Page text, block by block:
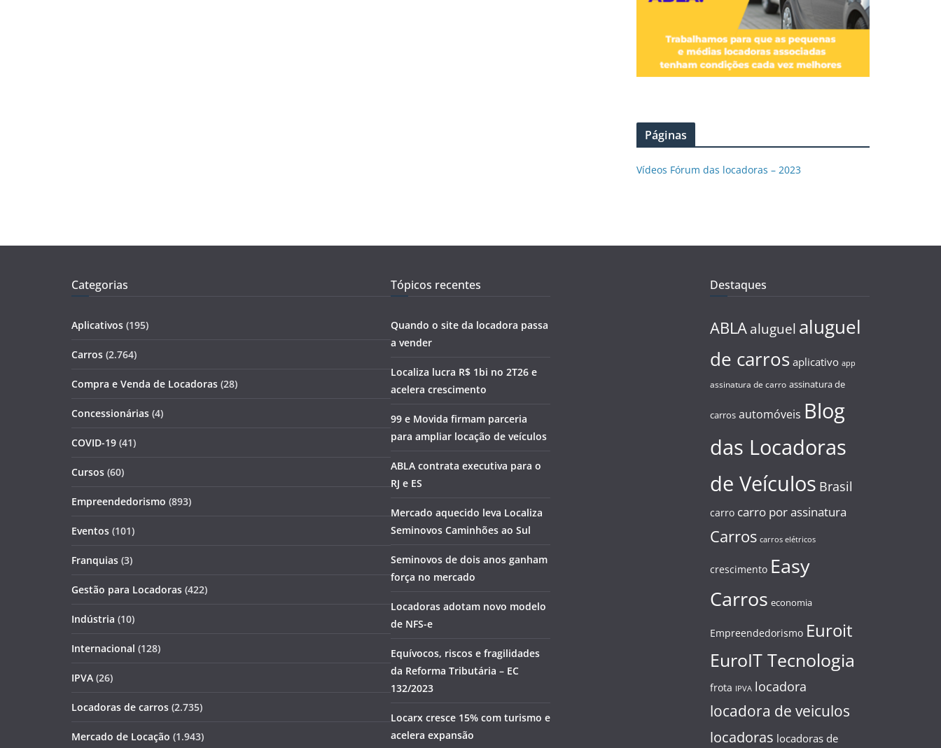
Páginas
Vídeos Fórum das locadoras – 2023
Categorias
Aplicativos (195)
Carros (2.764)
Compra e Venda de Locadoras (28)
Concessionárias (4)
COVID-19 (41)
Cursos (60)
Empreendedorismo (893)
Eventos (101)
Franquias (3)
Gestão para Locadoras (422)
Indústria (10)
Internacional (128)
IPVA (26)
Locadoras de carros (2.735)
Mercado de Locação (1.943)
Tópicos recentes
Quando o site da locadora passa
a vender
Localiza lucra R$ 1bi no 2T26 e
acelera crescimento
99 e Movida firmam parceria
para ampliar locação de veículos
ABLA contrata executiva para o
RJ e ES
Mercado aquecido leva Localiza
Seminovos Caminhões ao Sul
Seminovos de dois anos ganham
força no mercado
Locadoras adotam novo modelo
de NFS-e
Equívocos, riscos e fragilidades
da Reforma Tributária – EC
132/2023
Locarx cresce 15% com turismo e
acelera expansão
Destaques
ABLA aluguel aluguel
de carros aplicativo app
assinatura de carro assinatura de
carros automóveis Blog
das Locadoras
de Veículos Brasil
carro carro por assinatura
Carros carros elétricos
crescimento Easy
Carros economia
Empreendedorismo Euroit
EuroIT Tecnologia
frota IPVA locadora
locadora de veiculos
locadoras locadoras de